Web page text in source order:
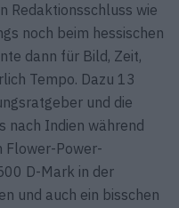
Redaktionsschluss wie
noch beim hessischen
dann für Bild, Zeit,
Tempo. Dazu 13
und die
nach Indien während
Flower-Power-
D-Mark in der
und auch ein bisschen